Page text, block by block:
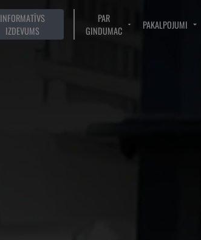
INFORMATĪVS
IZDEVUMS
PAR
GINDUMAC
PAKALPOJUMI